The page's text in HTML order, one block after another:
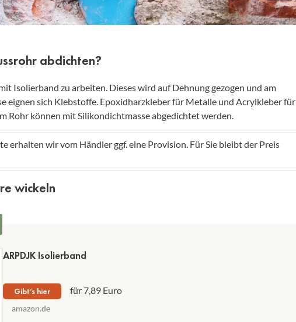
abdichten?
Isolierband zu arbeiten. Dieses wird auf Dehnung gezogen und am
eignen sich Klebstoffe. Epoxidharzkleber für Metalle und Acrylkleber für
Rohr können mit Silikondichtmasse abgedichtet werden.
erhalten wir vom Händler ggf. eine Provision. Für Sie bleibt der Preis
wickeln
ARPDJK Isolierband
Gibt’s hier für 7,89 Euro
amazon.de